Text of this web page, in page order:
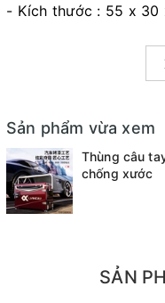
- Kích thước : 55 x 30
- Khối lượng : 5.5kg
cần , gài giỏ cá, gài ô,
châm cao cấp
Sản phẩm vừa xem
Thùng câu
chống xước
SẢN